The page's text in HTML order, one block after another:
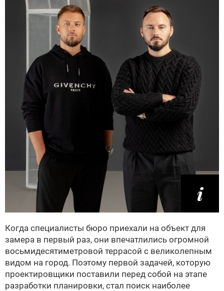
Когда специалисты бюро приехали на объект для
замера в первый раз, они впечатлились огромной
восьмидесятиметровой террасой с великолепным
видом на город. Поэтому первой задачей, которую
проектировщики поставили перед собой на этапе
разработки планировки, стал поиск наиболее